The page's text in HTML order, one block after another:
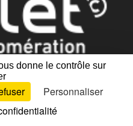
donne le contrôle sur
Personnaliser
: partiellement conforme